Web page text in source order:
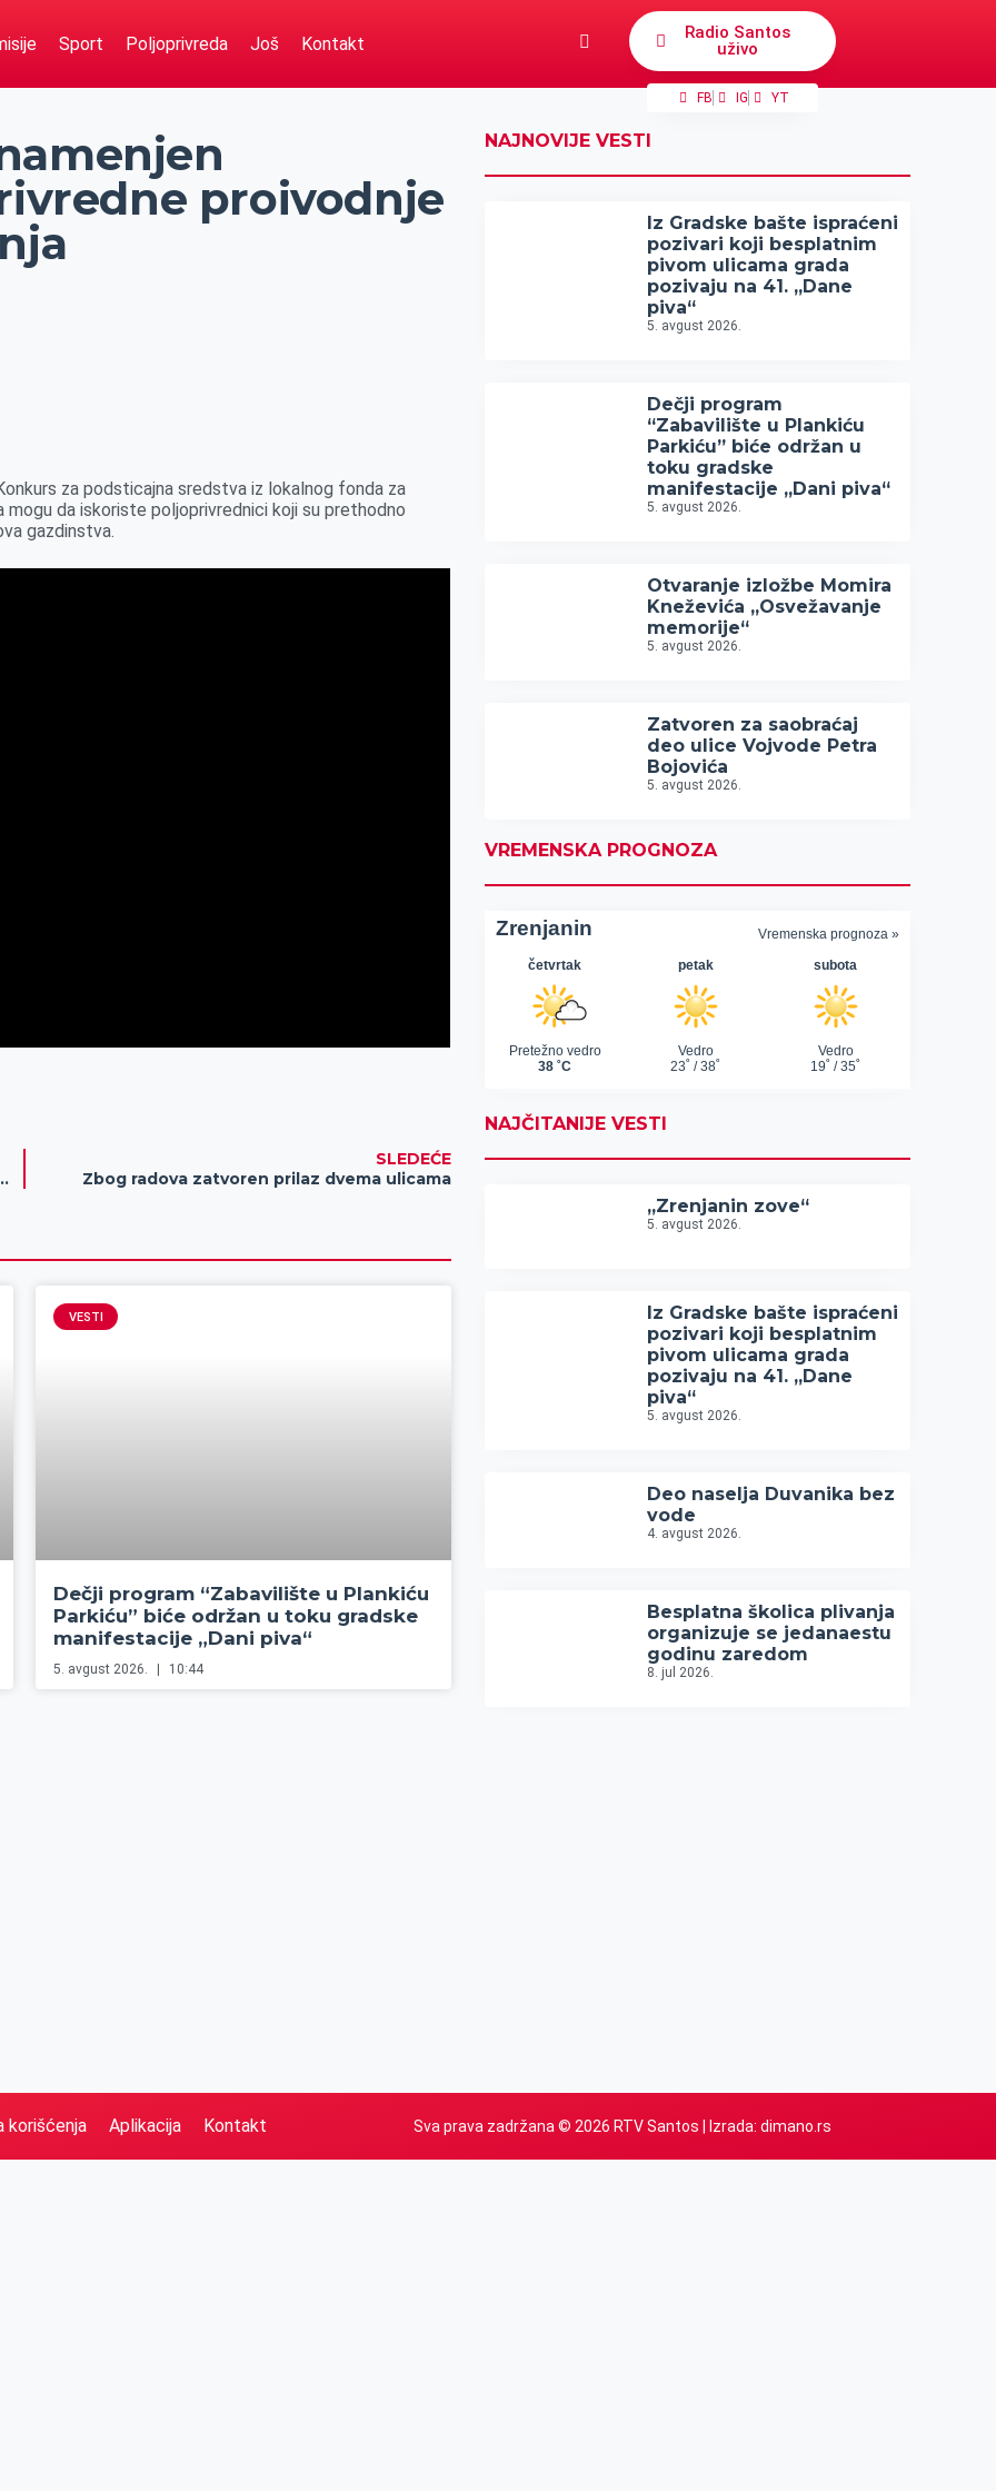
Sport Poljoprivreda Još Kontakt
Radio Santos
uživo
FB IG YT
proivodnje
za podsticajna sredstva iz lokalnog fonda za
mogu da iskoriste poljoprivrednici koji su prethodno
gazdinstva.
za povratnike po osnovu sporazuma o readmisiji
SLEDEĆE
Zbog radova zatvoren prilaz dvema ulicama
VESTI
Dečji program “Zabavilište u Plankiću
Parkiću” biće održan u toku gradske
manifestacije „Dani piva“
5. avgust 2026. 10:44
NAJNOVIJE VESTI
Iz Gradske bašte ispraćeni
pozivari koji besplatnim
pivom ulicama grada
pozivaju na 41. „Dane
piva“
5. avgust 2026.
Dečji program
“Zabavilište u Plankiću
Parkiću” biće održan u
toku gradske
manifestacije „Dani piva“
5. avgust 2026.
Otvaranje izložbe Momira
Kneževića „Osvežavanje
memorije“
5. avgust 2026.
Zatvoren za saobraćaj
deo ulice Vojvode Petra
Bojovića
5. avgust 2026.
VREMENSKA PROGNOZA
NAJČITANIJE VESTI
„Zrenjanin zove“
5. avgust 2026.
Iz Gradske bašte ispraćeni
pozivari koji besplatnim
pivom ulicama grada
pozivaju na 41. „Dane
piva“
5. avgust 2026.
Deo naselja Duvanika bez
vode
4. avgust 2026.
Besplatna školica plivanja
organizuje se jedanaestu
godinu zaredom
8. jul 2026.
korišćenja Aplikacija Kontakt Sva prava zadržana © 2026 RTV Santos | Izrada: dimano.rs